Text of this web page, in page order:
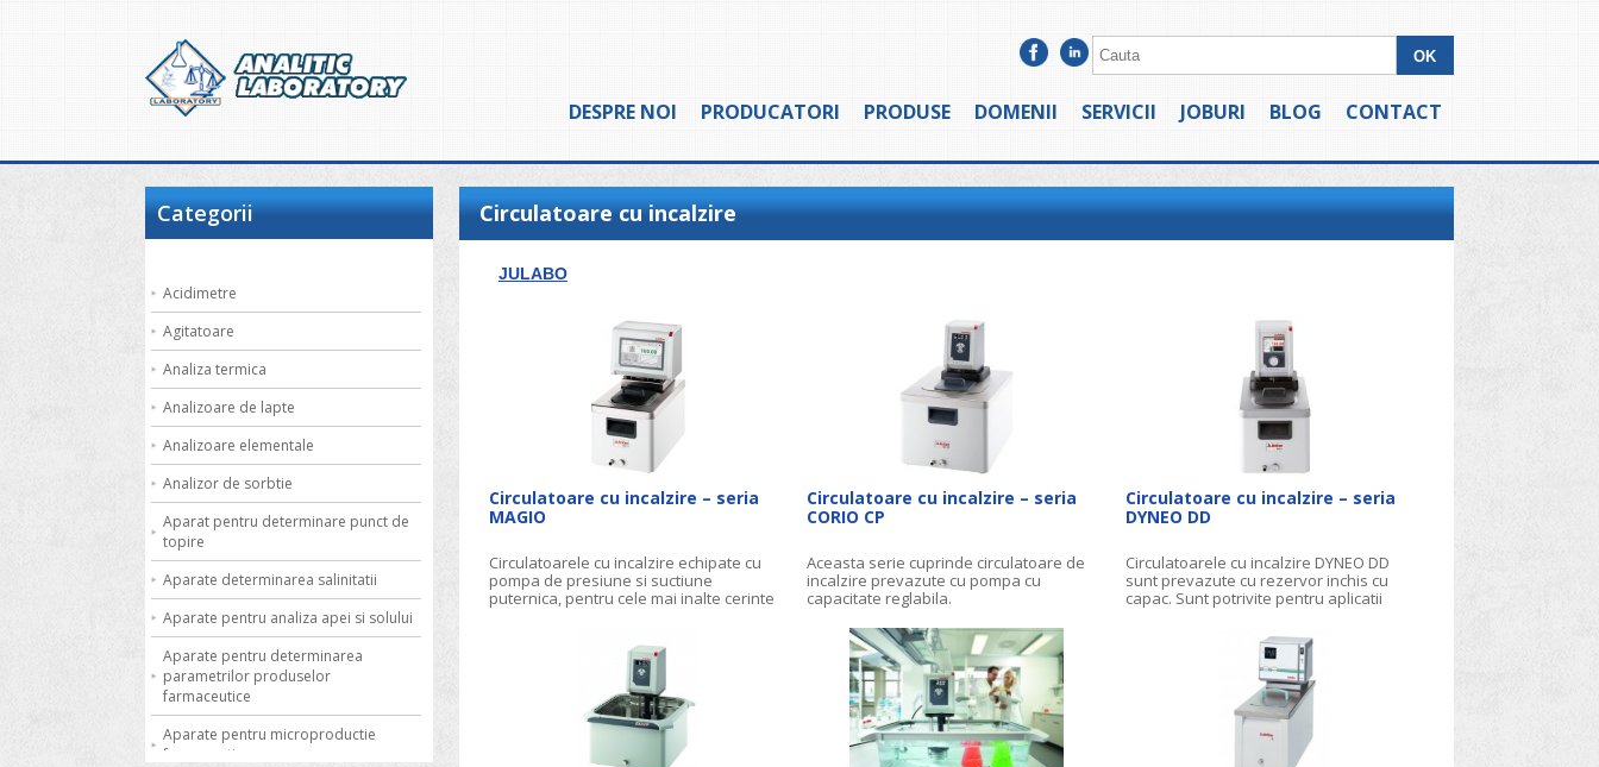
DESPRE NOI PRODUCATORI PRODUSE DOMENII SERVICII JOBURI BLOG CONTACT
Categorii
Acidimetre
Agitatoare
Analiza termica
Analizoare de lapte
Analizoare elementale
Analizor de sorbtie
Aparat pentru determinare punct de
topire
Aparate determinarea salinitatii
Aparate pentru analiza apei si solului
Aparate pentru determinarea
parametrilor produselor
farmaceutice
Aparate pentru microproductie
farmaceutica
Circulatoare cu incalzire
JULABO
Circulatoare cu incalzire – seria
MAGIO
Circulatoarele cu incalzire echipate cu
pompa de presiune si suctiune
puternica, pentru cele mai inalte cerinte
Circulatoare cu incalzire – seria
CORIO CP
Aceasta serie cuprinde circulatoare de
incalzire prevazute cu pompa cu
capacitate reglabila.
Circulatoare cu incalzire – seria
DYNEO DD
Circulatoarele cu incalzire DYNEO DD
sunt prevazute cu rezervor inchis cu
capac. Sunt potrivite pentru aplicatii